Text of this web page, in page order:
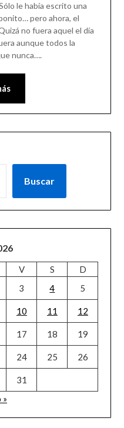
le había escrito una
pero ahora, el
no fuera aquel el día
aunque todos la
nunca….
Buscar
V S
D
3 4 5
10 11 12
17 18 19
24 25 26
31
»